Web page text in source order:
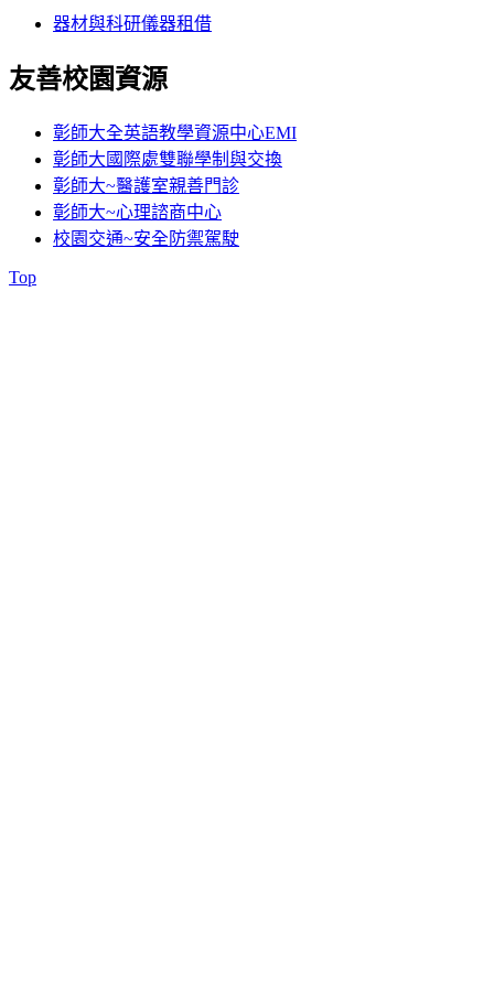
器材與科研儀器租借
友善校園資源
彰師大全英語教學資源中心EMI
彰師大國際處雙聯學制與交換
彰師大~醫護室親善門診
彰師大~心理諮商中心
校園交通~安全防禦駕駛
Top